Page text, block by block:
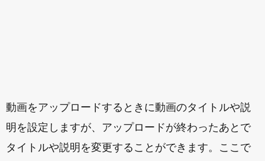
動画をアップロードするときに動画のタイトルや説
明を設定しますが、アップロードが終わったあとで
タイトルや説明を変更することができます。ここで